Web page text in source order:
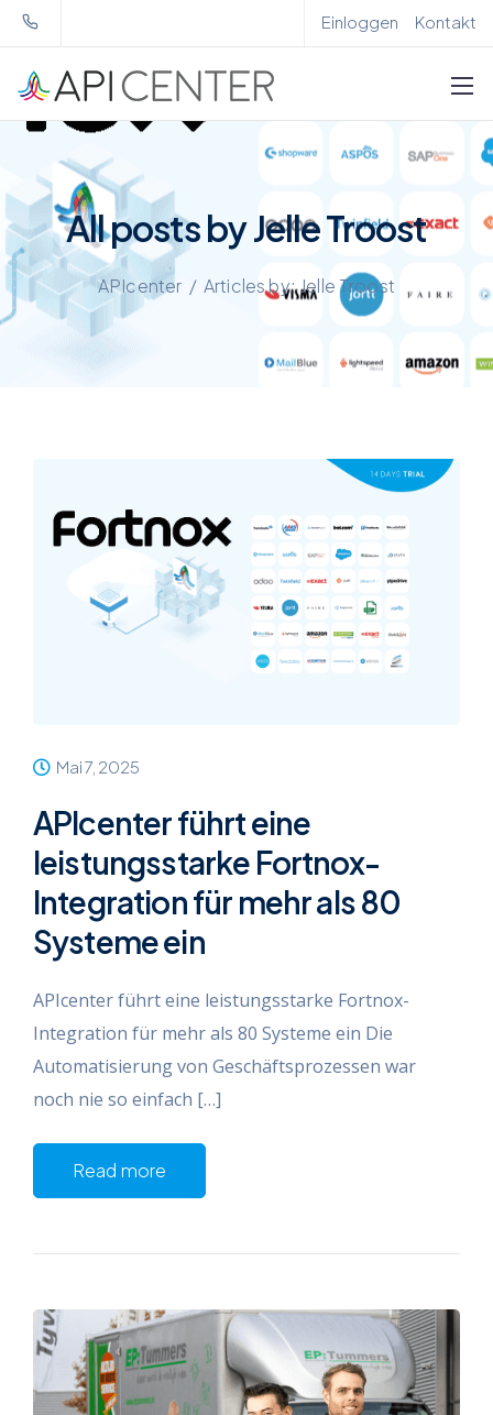
Einloggen Kontakt
All posts by Jelle Troost
APIcenter / Articles by: Jelle Troost
Mai 7, 2025
APIcenter führt eine
leistungsstarke Fortnox-
Integration für mehr als 80
Systeme ein
APIcenter führt eine leistungsstarke Fortnox-
Integration für mehr als 80 Systeme ein Die
Automatisierung von Geschäftsprozessen war
noch nie so einfach […]
Read more